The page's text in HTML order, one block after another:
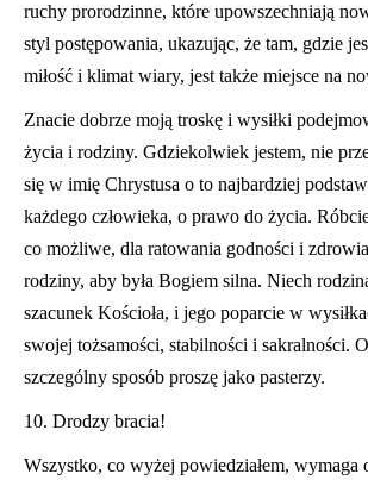
ruchy prorodzinne, które upowszechniają
styl postępowania, ukazując, że tam, gdzie
miłość i klimat wiary, jest także miejsce na
Znacie dobrze moją troskę i wysiłki
życia i rodziny. Gdziekolwiek jestem, nie
się w imię Chrystusa o to najbardziej
każdego człowieka, o prawo do życia.
co możliwe, dla ratowania godności i
rodziny, aby była Bogiem silna. Niech
szacunek Kościoła, i jego poparcie w
swojej tożsamości, stabilności i sakralności.
szczególny sposób proszę jako pasterzy.
10. Drodzy bracia!
Wszystko, co wyżej powiedziałem, wymaga